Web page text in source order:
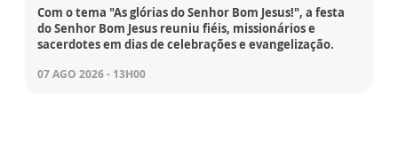
Com o tema "As glórias do Senhor Bom Jesus!", a festa
do Senhor Bom Jesus reuniu fiéis, missionários e
sacerdotes em dias de celebrações e evangelização.
07 AGO 2026 - 13H00